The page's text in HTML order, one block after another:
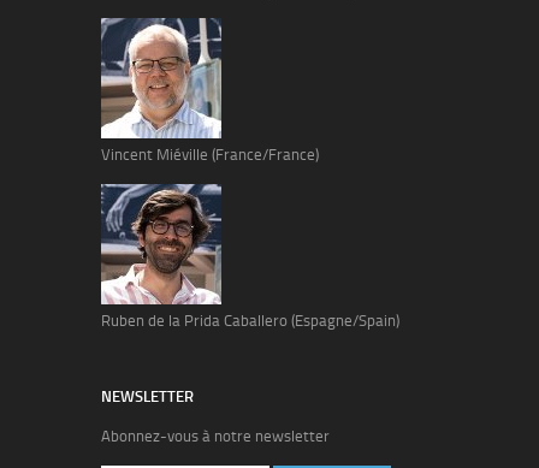
Vincent Miéville (France/France)
Ruben de la Prida Caballero (Espagne/Spain)
NEWSLETTER
Abonnez-vous à notre newsletter